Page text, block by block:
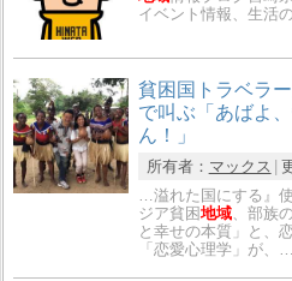
イベント情報、生活
貧困国トラベラ
で叫ぶ「あばよ
ん！」
所有者： マックス
…溢れた国にする』
ジア貧困地域 、部族
と幸せの本質」と、
「恋愛心理学」が、…